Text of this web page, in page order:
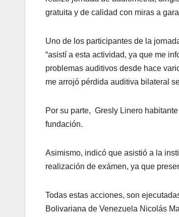
gratuita y de calidad con miras a
Uno de los participantes de la
“asistí a esta actividad, ya que me
problemas auditivos desde hace
me arrojó pérdida auditiva bilateral
Por su parte, Gresly Linero
fundación.
Asimismo, indicó que asistió a la
realización de exámen, ya que
Todas estas acciones, son
Bolivariana de Venezuela Nicolás